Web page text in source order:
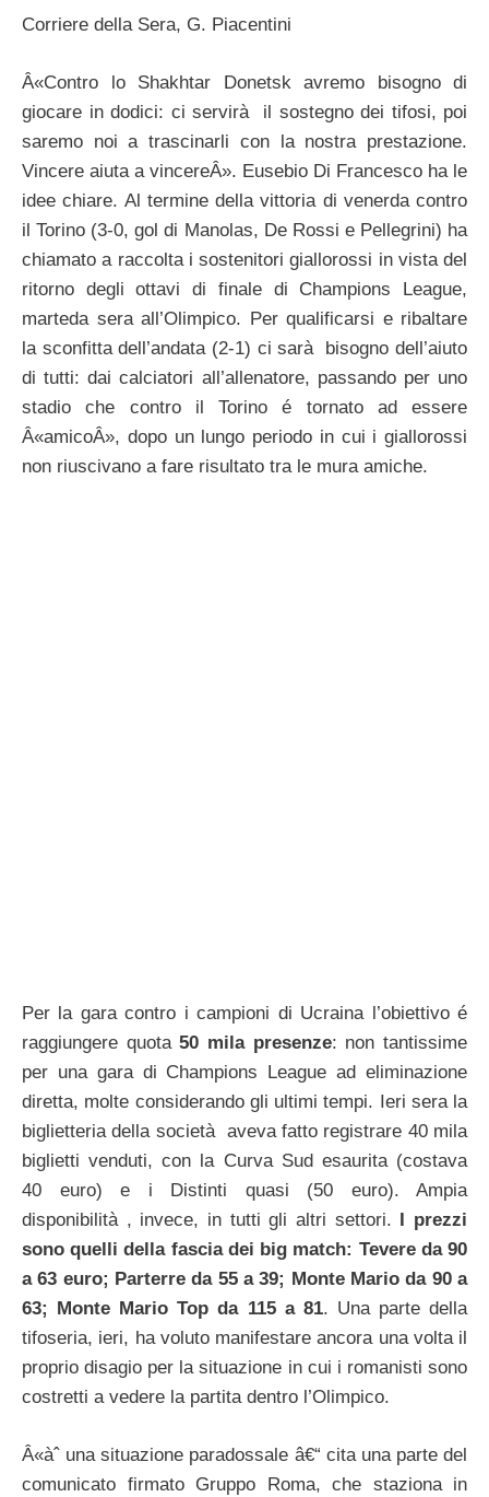
Corriere della Sera, G. Piacentini
Â«Contro lo Shakhtar Donetsk avremo bisogno di
giocare in dodici: ci servirà il sostegno dei tifosi, poi
saremo noi a trascinarli con la nostra prestazione.
Vincere aiuta a vincereÂ». Eusebio Di Francesco ha le
idee chiare. Al termine della vittoria di venerda contro
il Torino (3-0, gol di Manolas, De Rossi e Pellegrini) ha
chiamato a raccolta i sostenitori giallorossi in vista del
ritorno degli ottavi di finale di Champions League,
marteda sera all’Olimpico. Per qualificarsi e ribaltare
la sconfitta dell’andata (2-1) ci sarà bisogno dell’aiuto
di tutti: dai calciatori all’allenatore, passando per uno
stadio che contro il Torino é tornato ad essere
Â«amicoÂ», dopo un lungo periodo in cui i giallorossi
non riuscivano a fare risultato tra le mura amiche.
Per la gara contro i campioni di Ucraina l’obiettivo é
raggiungere quota50 mila presenze: non tantissime
per una gara di Champions League ad eliminazione
diretta, molte considerando gli ultimi tempi. Ieri sera la
biglietteria della società aveva fatto registrare 40 mila
biglietti venduti, con la Curva Sud esaurita (costava
40 euro) e i Distinti quasi (50 euro). Ampia
disponibilità , invece, in tutti gli altri settori. I prezzi
sono quelli della fascia dei big match: Tevere da 90
a 63 euro; Parterre da 55 a 39; Monte Mario da 90 a
63; Monte Mario Top da 115 a 81. Una parte della
tifoseria, ieri, ha voluto manifestare ancora una volta il
proprio disagio per la situazione in cui i romanisti sono
costretti a vedere la partita dentro l’Olimpico.
Â«àˆ una situazione paradossale â€“ cita una parte del
comunicato firmato Gruppo Roma, che staziona in